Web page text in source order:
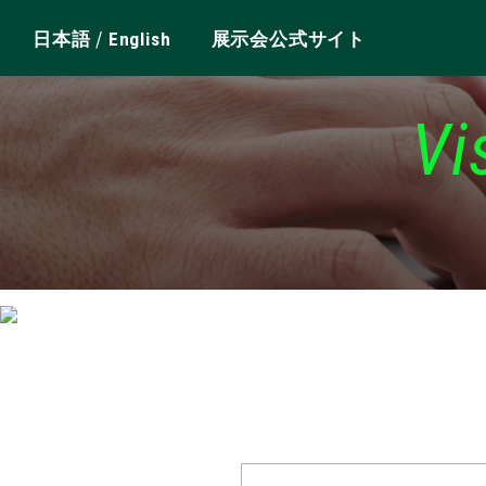
日本語/ English 展示会公式サイト